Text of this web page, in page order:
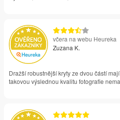
včera na webu Heureka
Zuzana K.
Dražší robustnější kryty ze dvou částí
takovou výslednou kvalitu fotografie